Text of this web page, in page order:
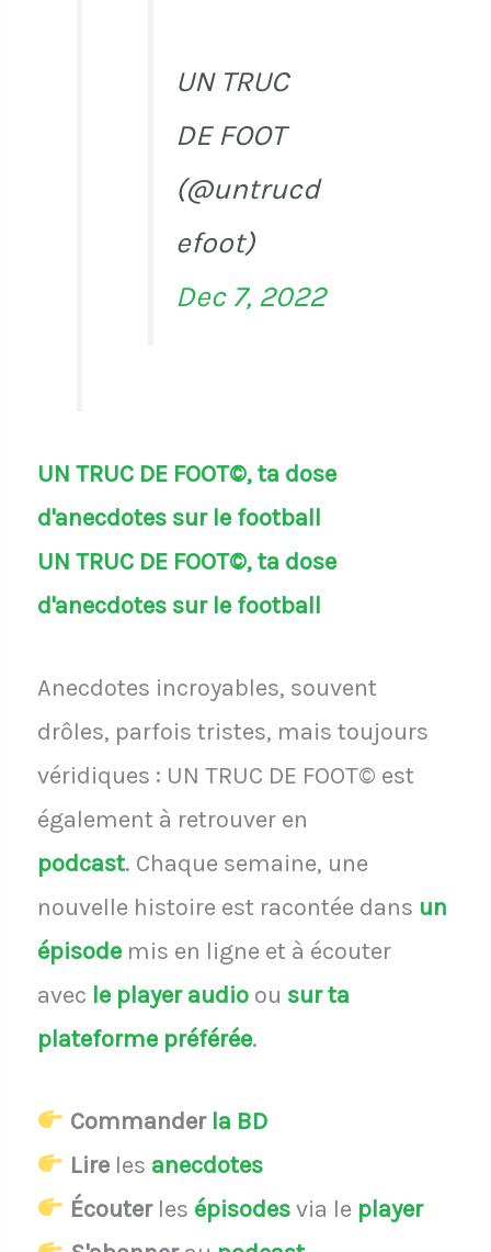
UN TRUC
DE FOOT
(@untrucd
efoot)
Dec 7, 2022
UN TRUC DE FOOT©, ta dose
d'anecdotes sur le football
UN TRUC DE FOOT©, ta dose
d'anecdotes sur le football
Anecdotes incroyables, souvent
drôles, parfois tristes, mais toujours
véridiques : UN TRUC DE FOOT© est
également à retrouver en
podcast. Chaque semaine, une
nouvelle histoire est racontée dans un
épisodemis en ligne et à écouter
avec le player audio ou sur ta
plateforme préférée.
Commander la BD
Lireles anecdotes
Écouterles épisodesvia le player